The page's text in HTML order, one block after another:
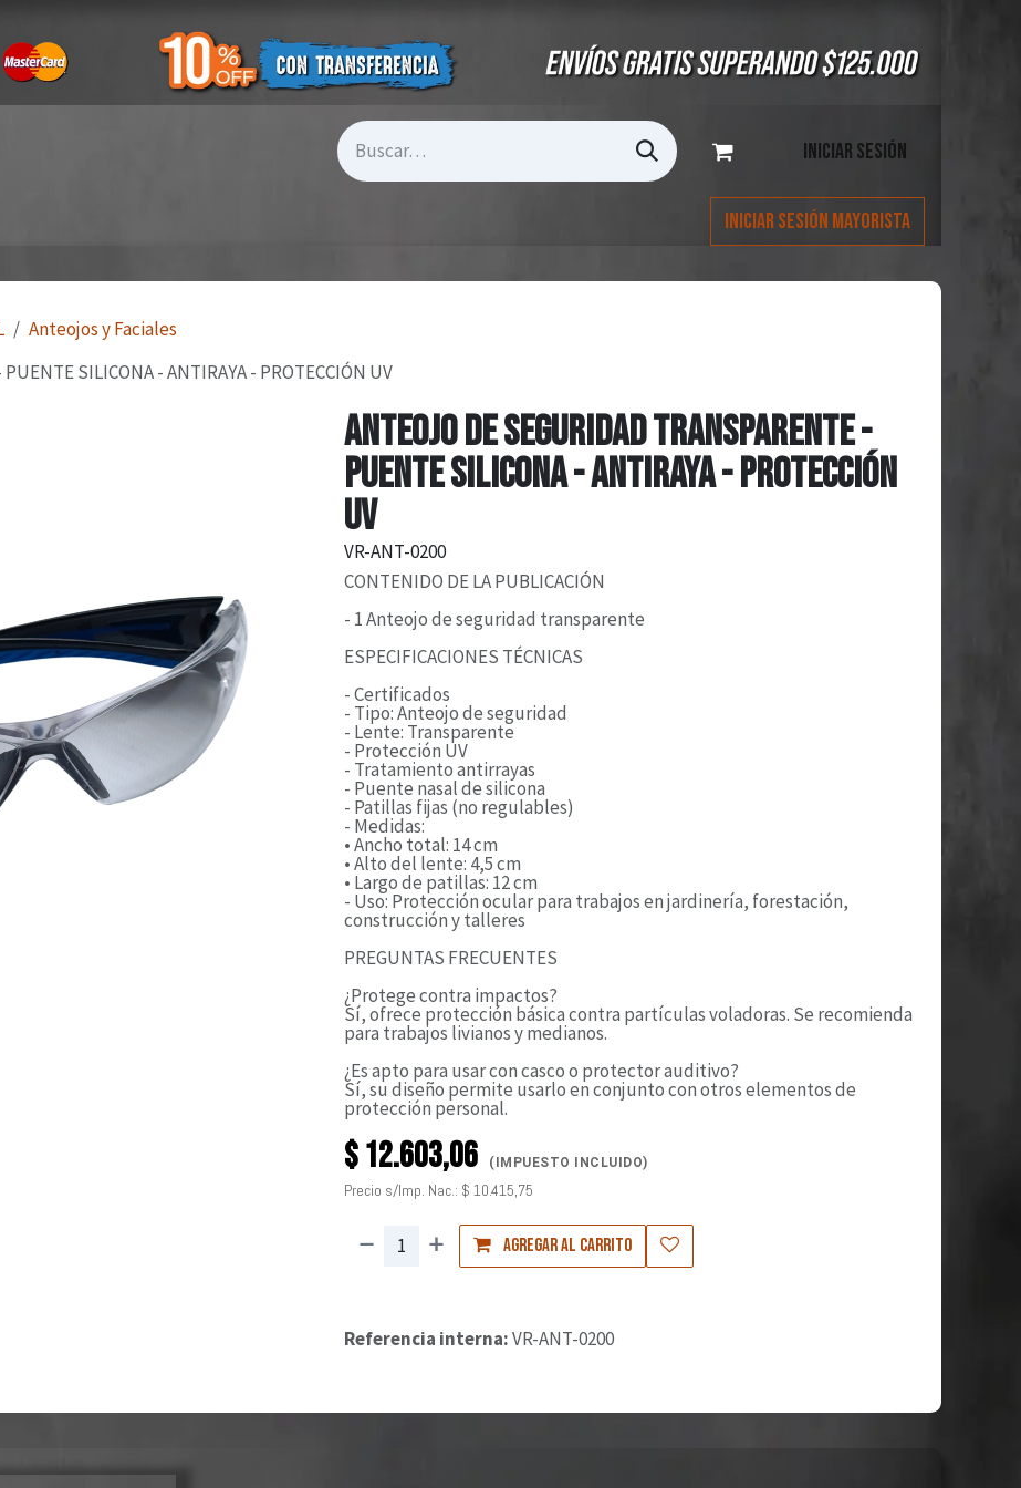
Iniciar sesión
Iniciar Sesión Mayorista
Anteojos y Faciales
SILICONA - ANTIRAYA - PROTECCIÓN UV
ANTEOJO DE SEGURIDAD TRANSPARENTE -
PUENTE SILICONA - ANTIRAYA - PROTECCIÓN
UV
VR-ANT-0200
CONTENIDO DE LA PUBLICACIÓN
- 1 Anteojo de seguridad transparente
ESPECIFICACIONES TÉCNICAS
- Certificados
- Tipo: Anteojo de seguridad
- Lente: Transparente
- Protección UV
- Tratamiento antirrayas
- Puente nasal de silicona
- Patillas fijas (no regulables)
- Medidas:
• Ancho total: 14 cm
• Alto del lente: 4,5 cm
• Largo de patillas: 12 cm
- Uso: Protección ocular para trabajos en jardinería, forestación,
construcción y talleres
PREGUNTAS FRECUENTES
¿Protege contra impactos?
Sí, ofrece protección básica contra partículas voladoras. Se recomienda
para trabajos livianos y medianos.
¿Es apto para usar con casco o protector auditivo?
Sí, su diseño permite usarlo en conjunto con otros elementos de
protección personal.
$12.603,06 (IMPUESTO INCLUIDO)
Precio s/Imp. Nac.: $ 10.415,75
Agregar al carrito
Referencia interna:VR-ANT-0200